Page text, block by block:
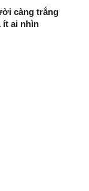
càng trắng
ít ai nhìn